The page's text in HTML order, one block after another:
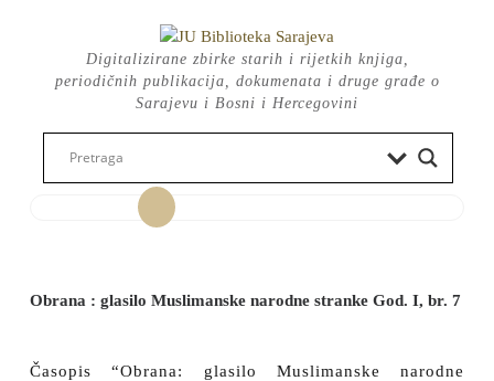
Digitalizirane zbirke starih i rijetkih knjiga,
periodičnih publikacija, dokumenata i druge građe o
Sarajevu i Bosni i Hercegovini
Open
Obrana : glasilo Muslimanske narodne stranke God. I, br. 7
Časopis “Obrana: glasilo Muslimanske narodne